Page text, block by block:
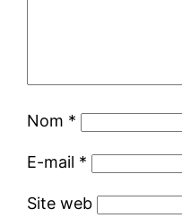
Nom *
E-mail *
Site web